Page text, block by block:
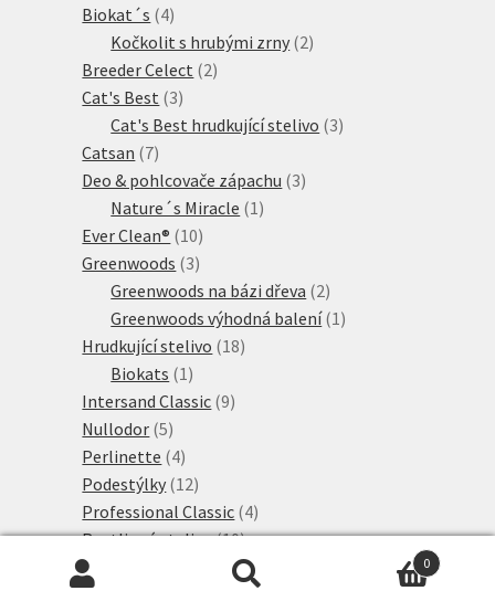
Biokat´s 44
produkty
Kočkolit s hrubými zrny 22
Breeder Celect 22
Cat's Best 33
produkty
Cat's Best hrudkující stelivo 33
Catsan 77
produktů
Deo & pohlcovače zápachu 33
Nature´s Miracle 1 1
Ever Clean® 1010
produktů
Greenwoods 33
produkty
Greenwoods na bázi dřeva 22
produkty
Greenwoods výhodná balení 1 1
Hrudkující stelivo 1818
Biokats 1 1
produkt
Intersand Classic 99
Nullodor 55
produktů
Perlinette 44
produkty
Podestýlky 1212
produktů
Professional Classic 44
produkty
Rostlinné stelivo 1010
produktů
Sanicat Professional 8
produktů
Sepicat
0